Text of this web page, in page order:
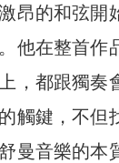
昂的和弦開
他在整首作
，都跟獨奏
觸鍵，不但
曼音樂的本